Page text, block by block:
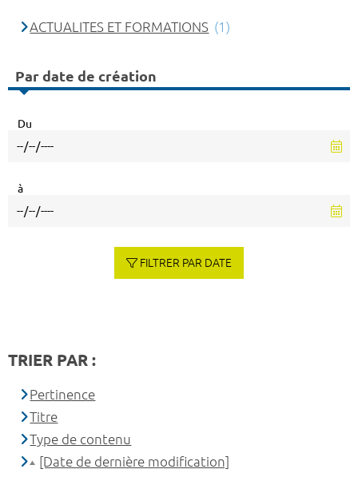
ACTUALITES ET FORMATIONS (1)
Par date de création
Du
à
FILTRER PAR DATE
TRIER PAR :
Pertinence
Titre
Type de contenu
[Date de dernière modification]